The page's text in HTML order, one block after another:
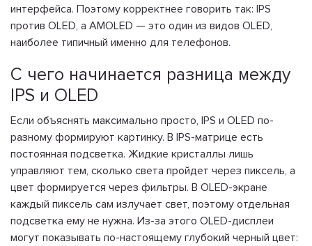
интерфейса. Поэтому корректнее говорить так: IPS
против OLED, а AMOLED — это один из видов OLED,
наиболее типичный именно для телефонов.
С чего начинается разница между
IPS и OLED
Если объяснять максимально просто, IPS и OLED по-
разному формируют картинку. В IPS-матрице есть
постоянная подсветка. Жидкие кристаллы лишь
управляют тем, сколько света пройдет через пиксель, а
цвет формируется через фильтры. В OLED-экране
каждый пиксель сам излучает свет, поэтому отдельная
подсветка ему не нужна. Из-за этого OLED-дисплеи
могут показывать по-настоящему глубокий черный цвет: